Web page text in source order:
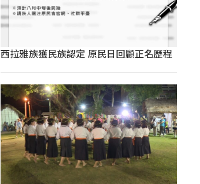
西拉雅族獲民族認定 原民日回顧正名歷程